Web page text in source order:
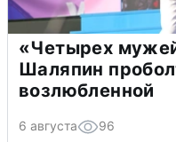
«Четырех
Шаляпин
возлюбленной
6 августа 96